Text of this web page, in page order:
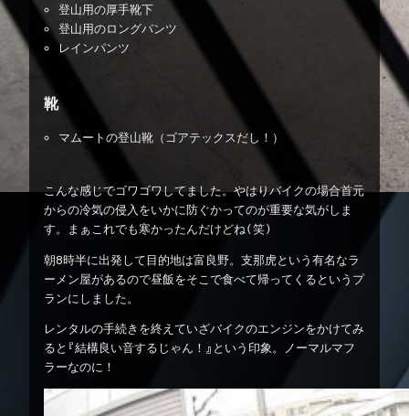
登山用の厚手靴下
登山用のロングパンツ
レインパンツ
靴
マムートの登山靴（ゴアテックスだし！）
こんな感じでゴワゴワしてました。やはりバイクの場合首元
からの冷気の侵入をいかに防ぐかってのが重要な気がしま
す。まぁこれでも寒かったんだけどね(笑)
朝8時半に出発して目的地は富良野。支那虎という有名なラ
ーメン屋があるので昼飯をそこで食べて帰ってくるというプ
ランにしました。
レンタルの手続きを終えていざバイクのエンジンをかけてみ
ると『結構良い音するじゃん！』という印象。ノーマルマフ
ラーなのに！